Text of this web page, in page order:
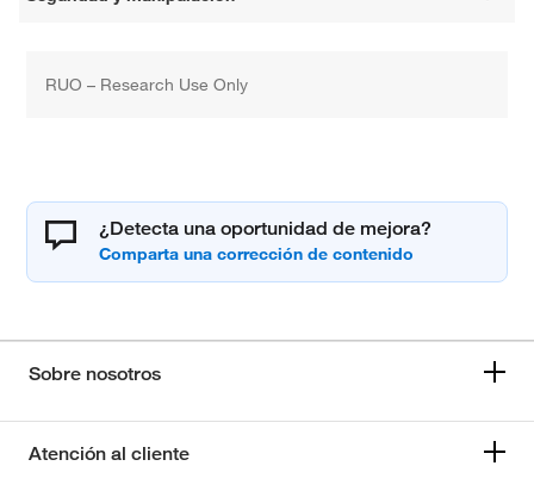
RUO – Research Use Only
¿Detecta una oportunidad de mejora?
Sobre nosotros
Atención al cliente